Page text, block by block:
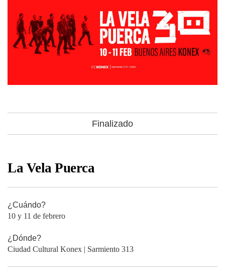
Finalizado
La Vela Puerca
¿Cuándo?
10 y 11 de febrero
¿Dónde?
Ciudad Cultural Konex | Sarmiento 313